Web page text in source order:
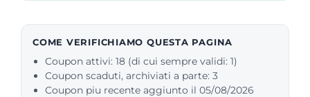
COME VERIFICHIAMO QUESTA PAGINA
Coupon attivi: 18 (di cui sempre validi: 1)
Coupon scaduti, archiviati a parte: 3
Coupon piu recente aggiunto il 05/08/2026